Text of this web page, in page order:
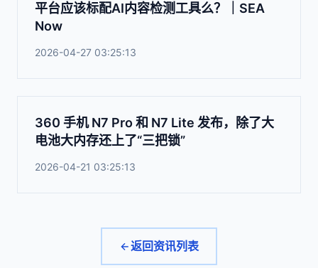
平台应该标配AI内容检测工具么？｜SEA
Now
2026-04-27 03:25:13
360 手机 N7 Pro 和 N7 Lite 发布，除了大
电池大内存还上了“三把锁”
2026-04-21 03:25:13
返回资讯列表